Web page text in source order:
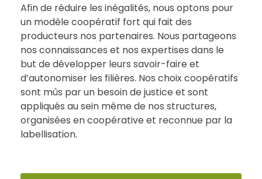
Afin de réduire les inégalités, nous optons pour
un modèle coopératif fort qui fait des
producteurs nos partenaires. Nous partageons
nos connaissances et nos expertises dans le
but de développer leurs savoir-faire et
d’autonomiser les filières. Nos choix coopératifs
sont mûs par un besoin de justice et sont
appliqués au sein même de nos structures,
organisées en coopérative et reconnue par la
labellisation.